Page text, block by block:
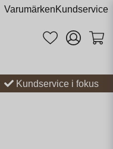
VarumärkenKundservice
Kundservice i fokus